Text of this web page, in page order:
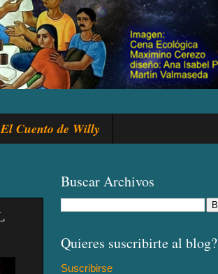
El Cuento de Willy
Buscar Archivos
Quieres suscribirte al blog?
Suscribirse